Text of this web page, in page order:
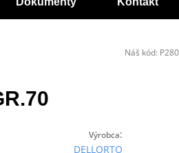
Výrobca:
DELLORTO
Náš kód: P280